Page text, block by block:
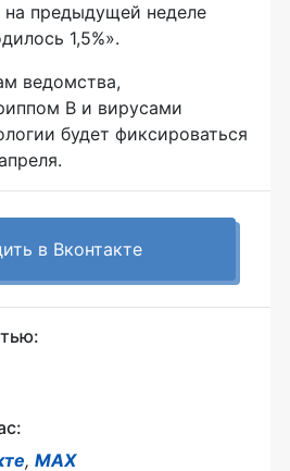
предыдущей неделе
1,5%».
ведомства,
B и вирусами
будет фиксироваться
в Вконтакте
, MAX